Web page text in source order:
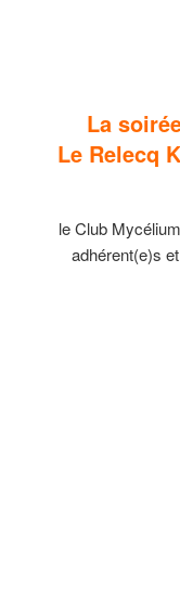
La
Le Relecq
le Club
adhérent(e)s